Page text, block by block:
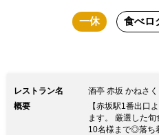
人が真心を込めて料理いたし
様用、2部屋ご用意。貸切は最
一休 食べロ
レストラン名
酒亭 赤坂 かねさく
概要
【赤坂駅1番出口
ます。 厳選した
10名様まで◎落ち